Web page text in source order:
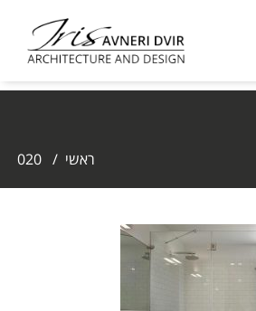
ראשי /
020